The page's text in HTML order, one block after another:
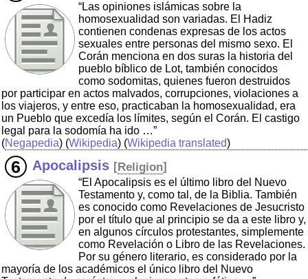
“Las opiniones islámicas sobre la
homosexualidad son variadas. El Hadiz
contienen condenas expresas de los actos
sexuales entre personas del mismo sexo. El
Corán menciona en dos suras la historia del
pueblo bíblico de Lot, también conocidos
como sodomitas, quienes fueron destruidos
por participar en actos malvados, corrupciones, violaciones a
los viajeros, y entre eso, practicaban la homosexualidad, era
un Pueblo que excedía los límites, según el Corán. El castigo
legal para la sodomía ha ido …”
(Negapedia) (Wikipedia) (Wikipedia translated)
Apocalipsis [Religion]
“El Apocalipsis es el último libro del Nuevo
Testamento y, como tal, de la Biblia. También
es conocido como Revelaciones de Jesucristo
por el título que al principio se da a este libro y,
en algunos círculos protestantes, simplemente
como Revelación o Libro de las Revelaciones.
Por su género literario, es considerado por la
mayoría de los académicos el único libro del Nuevo